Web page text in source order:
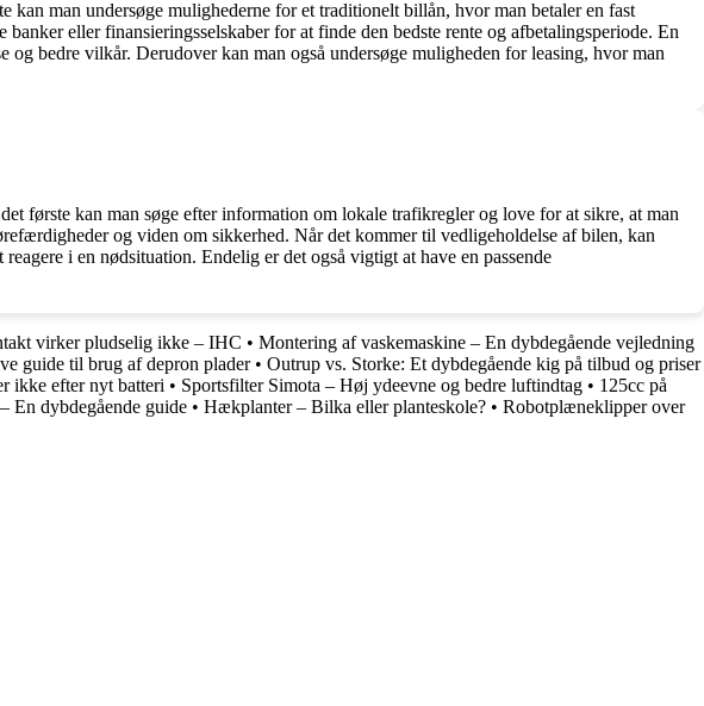
man undersøge mulighederne for et traditionelt billån, hvor man betaler en fast
eller finansieringsselskaber for at finde den bedste rente og afbetalingsperiode. En
bedre vilkår. Derudover kan man også undersøge muligheden for leasing, hvor man
første kan man søge efter information om lokale trafikregler og love for at sikre, at man
og viden om sikkerhed. Når det kommer til vedligeholdelse af bilen, kan
i en nødsituation. Endelig er det også vigtigt at have en passende
virker pludselig ikke – IHC • Montering af vaskemaskine – En dybdegående vejledning
guide til brug af depron plader• Outrup vs. Storke: Et dybdegående kig på tilbud og priser
ikke efter nyt batteri • Sportsfilter Simota – Høj ydeevne og bedre luftindtag • 125cc på
En dybdegående guide • Hækplanter – Bilka eller planteskole? • Robotplæneklipper over